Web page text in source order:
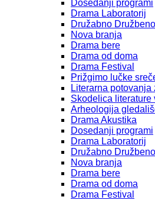
Dosedanji programi
Drama Laboratorij
Družabno Družbeno
Nova branja
Drama bere
Drama od doma
Drama Festival
Prižgimo lučke
Literarna potovanja
Skodelica literature
Arheologija
Drama Akustika
Dosedanji programi
Drama Laboratorij
Družabno Družbeno
Nova branja
Drama bere
Drama od doma
Drama Festival